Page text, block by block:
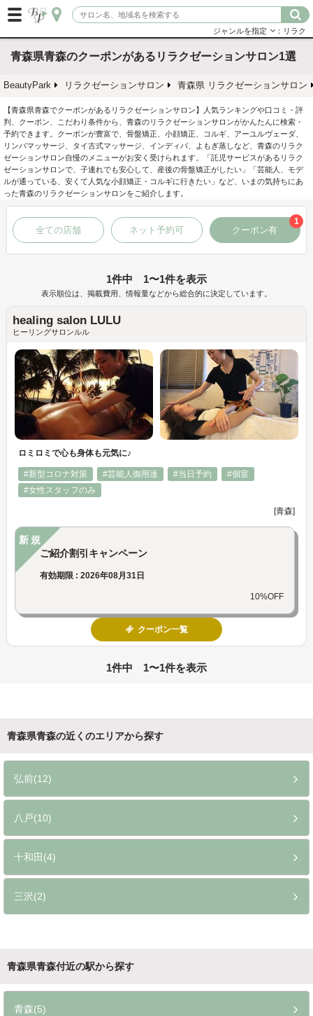
ジャンルを指定 ：リラク
青森県青森のクーポンがあるリラクゼーションサロン1選
BeautyPark リラクゼーションサロン 青森県 リラクゼーションサロン
【青森県青森でクーポンがあるリラクゼーションサロン】人気ランキングや口コミ・評
判、クーポン、こだわり条件から、青森のリラクゼーションサロンがかんたんに検索・
予約できます。クーポンが豊富で、骨盤矯正、小顔矯正、コルギ、アーユルヴェーダ、
リンパマッサージ、タイ古式マッサージ、インディバ、よもぎ蒸しなど、青森のリラク
ゼーションサロン自慢のメニューがお安く受けられます。「託児サービスがあるリラク
ゼーションサロンで、子連れでも安心して、産後の骨盤矯正がしたい」「芸能人、モデ
ルが通っている、安くて人気な小顔矯正・コルギに行きたい」など、いまの気持ちにあ
った青森のリラクゼーションサロンをご紹介します。
全ての店舗 ネット予約可 クーポン有
1
1件中 1〜1件を表示
表示順位は、掲載費用、情報量などから総合的に決定しています。
healing salon LULU
ヒーリングサロンルル
ロミロミで心も身体も元気に♪
#新型コロナ対策 #芸能人御用達 #当日予約
#個室
#女性スタッフのみ
[青森]
新規
ご紹介割引キャンペーン
有効期限 : 2026年08月31日
10%OFF
クーポン一覧
1件中 1〜1件を表示
青森県青森の近くのエリアから探す
弘前(12)
八戸(10)
十和田(4)
三沢(2)
青森県青森付近の駅から探す
青森(5)